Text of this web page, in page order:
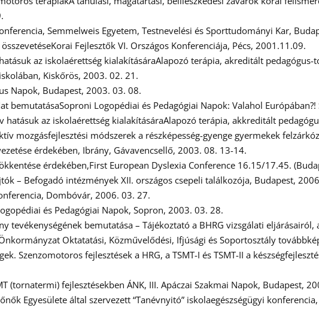
Semmelweis Egyetem, Testnevelési és Sporttudományi Kar,
Fejlesztők VI. Országos Konferenciája, Pécs, 2001.11.09.
az iskolaérettség kialakításáraAlapozó terápia, akreditált
Kiskőrös, 2003. 02. 21.
Napok, Budapest, 2003. 03. 08.
bemutatásaSoproni Logopédiai és Pedagógiai Napok: Valahol
az iskolaérettség kialakításáraAlapozó terápia, akkreditált
mozgásfejlesztési módszerek a részképesség-gyenge gyermekek
érdekében, Ibrány, Gávavencsellő, 2003. 08. 13-14.
érdekében,First European Dyslexia Conference 16.15/17.45.
– Befogadó intézmények XII. országos csepeli találkozója, Budapest,
Dombóvár, 2006. 03. 27.
és Pedagógiai Napok, Sopron, 2003. 03. 28.
tevékenységének bemutatása – Tájékoztató a BHRG vizsgálati
Oktatatási, Közművelődési, Ifjúsági és Soportosztály
Szenzomotoros fejlesztések a HRG, a TSMT-I és TSMT-II a
(tornatermi) fejlesztésekben ÁNK, III. Apáczai Szakmai Napok, Budapest,
Egyesülete által szervezett “Tanévnyitó” iskolaegészségügyi